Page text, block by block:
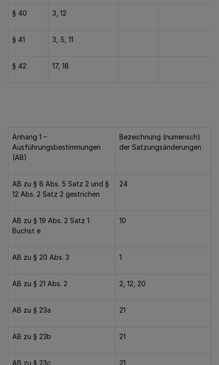
§ 40 3, 12
§ 41 3, 5, 11
§ 42 17, 18
Anhang 1 –
Ausführungsbestimmungen
(AB)
Bezeichnung (numerisch)
der Satzungsänderungen
AB zu § 8 Abs. 5 Satz 2 und §
12 Abs. 2 Satz 2 gestrichen
24
AB zu § 19 Abs. 2 Satz 1
Buchst e
10
AB zu § 20 Abs. 3 1
AB zu § 21 Abs. 2 2, 12, 20
AB zu § 23a 21
AB zu § 23b 21
AB zu § 23c 21